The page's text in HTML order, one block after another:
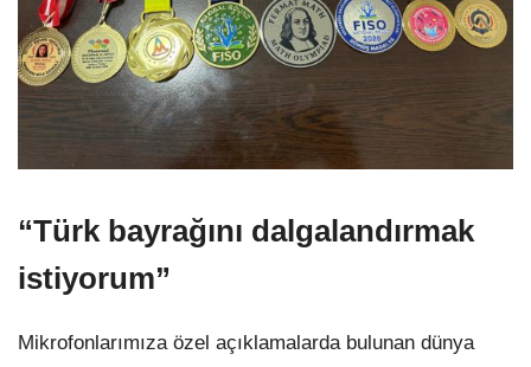
“Türk bayrağını dalgalandırmak
istiyorum”
Mikrofonlarımıza özel açıklamalarda bulunan dünya